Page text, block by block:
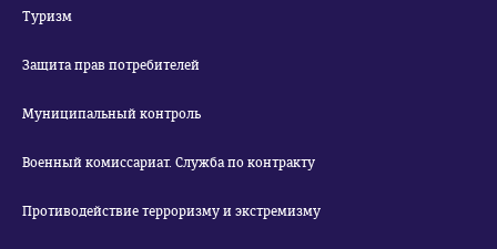
Туризм
Защита прав потребителей
Муниципальный контроль
Военный комиссариат. Служба по контракту
Противодействие терроризму и экстремизму